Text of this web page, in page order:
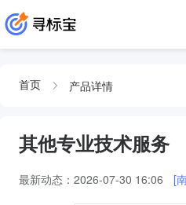
首页 产品详情
其他专业技术服务
最新动态： 2026-07-30 16:06 [